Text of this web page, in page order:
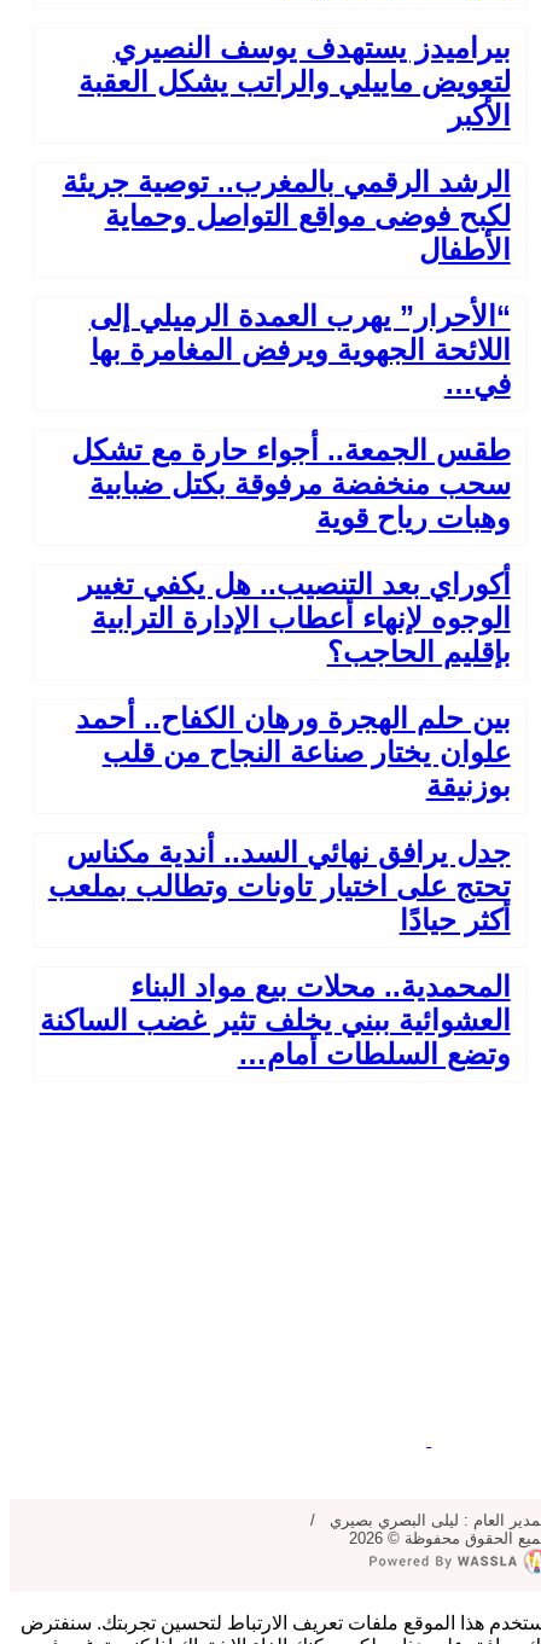
بيراميدز يستهدف يوسف النصيري
لتعويض ماييلي والراتب يشكل العقبة
الأكبر
الرشد الرقمي بالمغرب.. توصية جريئة
لكبح فوضى مواقع التواصل وحماية
الأطفال
“الأحرار” يهرب العمدة الرميلي إلى
اللائحة الجهوية ويرفض المغامرة بها
في…
طقس الجمعة.. أجواء حارة مع تشكل
سحب منخفضة مرفوقة بكتل ضبابية
وهبات رياح قوية
أكوراي بعد التنصيب.. هل يكفي تغيير
الوجوه لإنهاء أعطاب الإدارة الترابية
بإقليم الحاجب؟
بين حلم الهجرة ورهان الكفاح.. أحمد
علوان يختار صناعة النجاح من قلب
بوزنيقة
جدل يرافق نهائي السد.. أندية مكناس
تحتج على اختيار تاونات وتطالب بملعب
أكثر حيادًا
المحمدية.. محلات بيع مواد البناء
العشوائية ببني يخلف تثير غضب الساكنة
وتضع السلطات أمام…
العام : ليلى البصري بصيري /
الحقوق محفوظة © 2026
هذا الموقع ملفات تعريف الارتباط لتحسين تجربتك. سنفترض